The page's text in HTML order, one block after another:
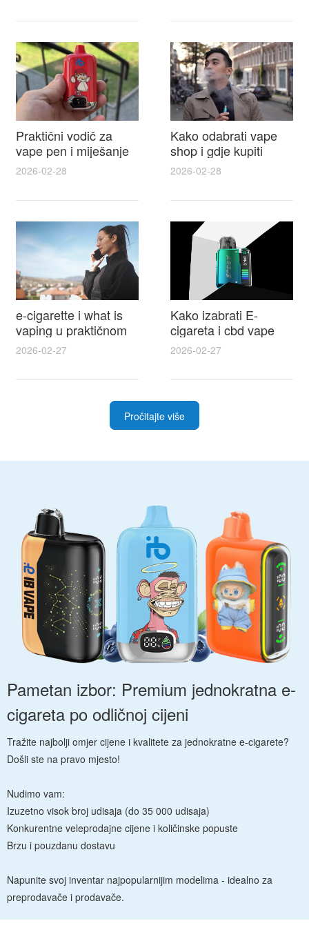
recenzijama i
i najboljim ponudama
Praktični vodič za
vape pen i miješanje
e tekućina za sigurnije
punjenje i bolje okuse
2026-02-28
Kako odabrati vape
shop i gdje kupiti
Disposable Vapes uz
najbolje cijene
2026-02-28
e-cigarette i what is
vaping u praktičnom
vodiču za početnike i
odgovorne korisnike
2026-02-27
Kako izabrati E-
cigareta i cbd vape
top modeli sigurnost
praktični savjeti za
kupovinu
2026-02-27
Pročitajte više
Pametan izbor: Premium jednokratna e-
cigareta po odličnoj cijeni
Tražite najbolji omjer cijene i kvalitete za jednokratne e-cigarete?
Došli ste na pravo mjesto!
Nudimo vam:
Izuzetno visok broj udisaja (do 35 000 udisaja)
Konkurentne veleprodajne cijene i količinske popuste
Brzu i pouzdanu dostavu
Napunite svoj inventar najpopularnijim modelima - idealno za
preprodavače i prodavače.